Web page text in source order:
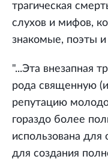
трагическая
слухов и мифов,
знакомые, поэты и
"...Эта внезапная
рода священную
репутацию
гораздо более
использована для
для создания